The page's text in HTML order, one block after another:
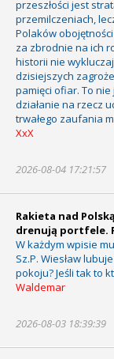
przeszłości jest
przemilczeniach,
Polaków
za zbrodnie na ich
historii nie
dzisiejszych
pamięci ofiar. To
działanie na rzecz
trwałego zaufania
XxX
2026-08-04 17:21:57
Rakieta nad
drenują portfele.
W każdym wpisie
Sz.P. Wiesław
pokoju? Jeśli tak to
Waldemar
2026-08-03 18:39:39